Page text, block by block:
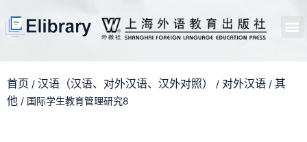
首页 / 汉语（汉语、对外汉语、汉外对照） / 对外汉语 / 其
他 / 国际学生教育管理研究8